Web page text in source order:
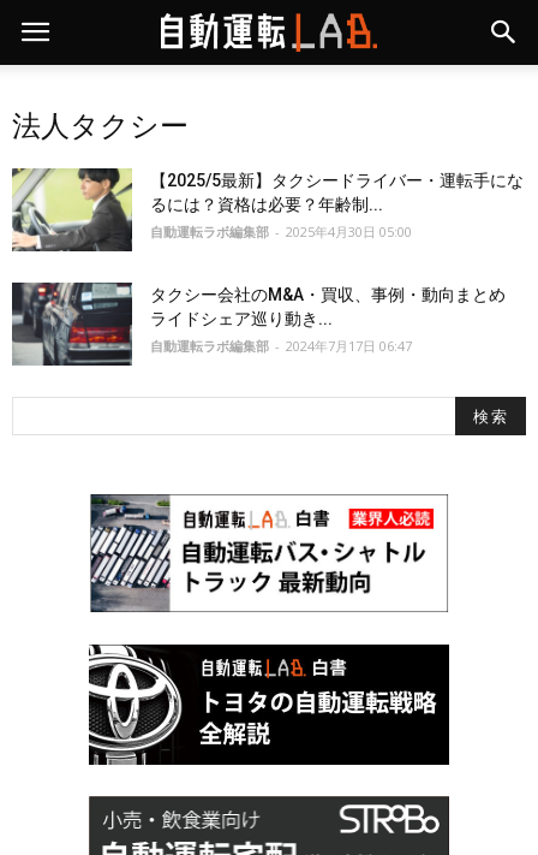
法人タクシー
【2025/5最新】タクシードライバー・運転手にな
るには？資格は必要？年齢制...
自動運転ラボ編集部 - 2025年4月30日 05:00
タクシー会社のM&A・買収、事例・動向まとめ
ライドシェア巡り動き...
自動運転ラボ編集部 - 2024年7月17日 06:47